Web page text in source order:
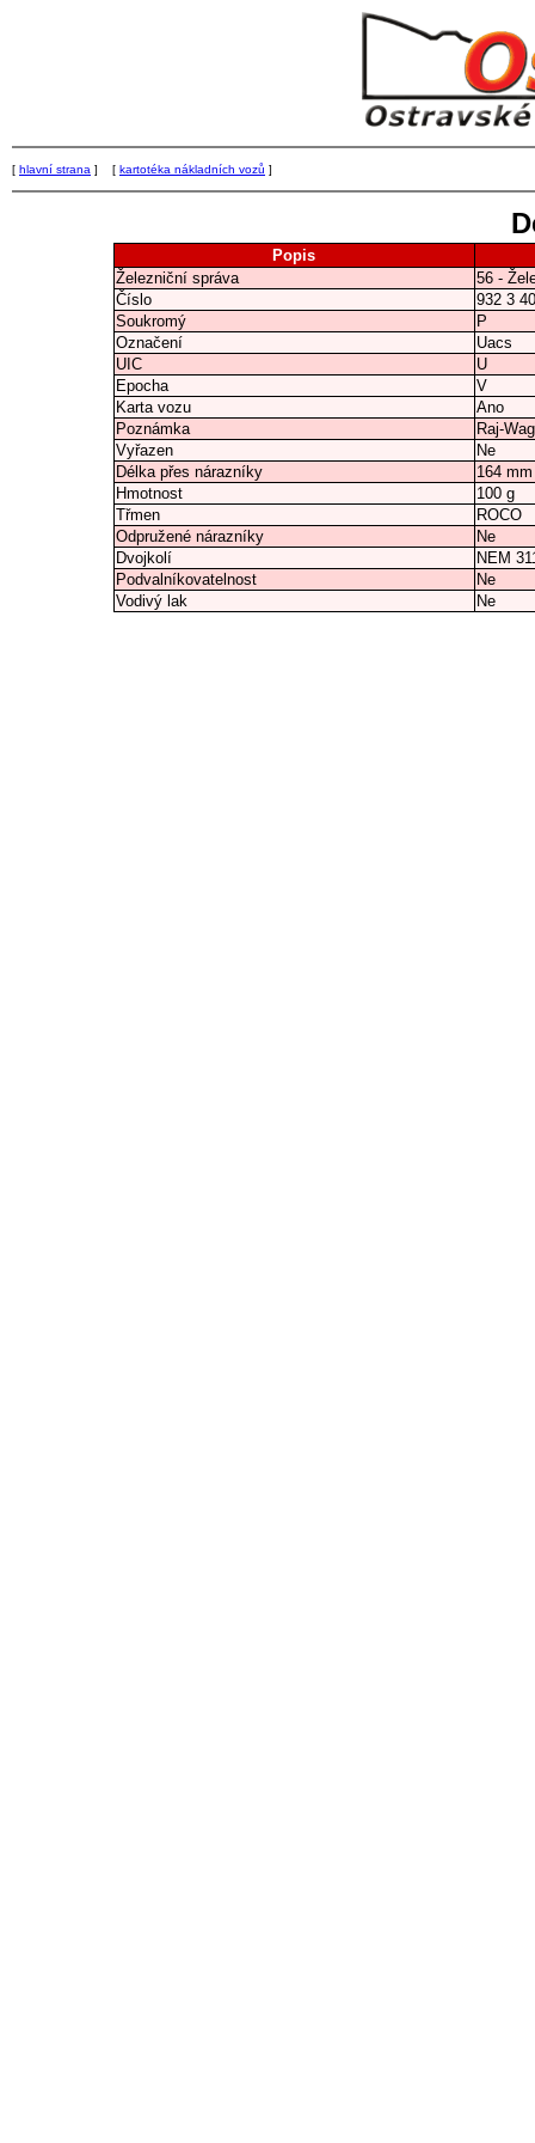
[ hlavní strana ] [ kartotéka nákladních vozů ]
Popis
Železniční správa
56 -
Číslo
932 3
Soukromý
P
Označení
Uacs
UIC
U
Epocha
V
Karta vozu
Ano
Poznámka
Raj-
Vyřazen
Ne
Délka přes nárazníky
164 mm
Hmotnost
100 g
Třmen
ROCO
Odpružené nárazníky
Ne
Dvojkolí
NEM
Podvalníkovatelnost
Ne
Vodivý lak
Ne